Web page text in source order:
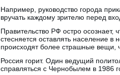
Например, руководство города
вручать каждому зрителю перед
Правительство РФ остро
стесняется оставлять население в
происходят более страшные вещи,
Россия горит. Один ведущий
справляться с Чернобылем в 1986